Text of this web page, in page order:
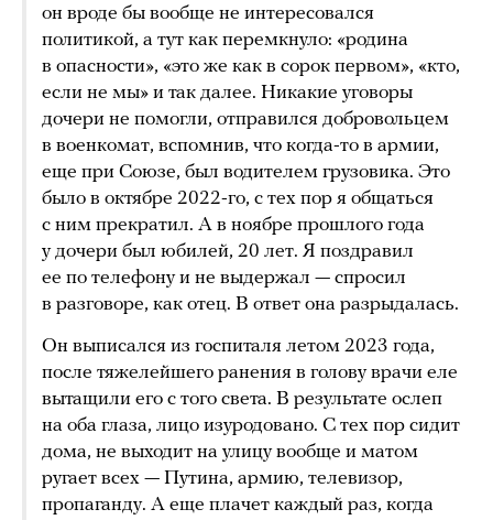
он вроде бы вообще не интересовался
политикой, а тут как перемкнуло: «родина
в опасности», «это же как в сорок первом», «кто,
если не мы» и так далее. Никакие уговоры
дочери не помогли, отправился добровольцем
в военкомат, вспомнив, что когда-то в армии,
еще при Союзе, был водителем грузовика. Это
было в октябре 2022-го, с тех пор я общаться
с ним прекратил. А в ноябре прошлого года
у дочери был юбилей, 20 лет. Я поздравил
ее по телефону и не выдержал — спросил
в разговоре, как отец. В ответ она разрыдалась.
Он выписался из госпиталя летом 2023 года,
после тяжелейшего ранения в голову врачи еле
вытащили его с того света. В результате ослеп
на оба глаза, лицо изуродовано. С тех пор сидит
дома, не выходит на улицу вообще и матом
ругает всех — Путина, армию, телевизор,
пропаганду. А еще плачет каждый раз, когда